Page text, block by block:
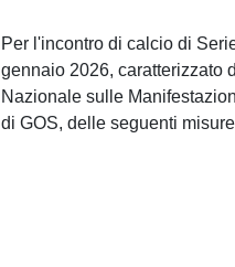
Per l'incontro di calcio di
gennaio 2026, caratterizzato
Nazionale sulle
di GOS, delle seguenti